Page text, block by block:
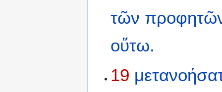
τῶν
οὕτω.
19